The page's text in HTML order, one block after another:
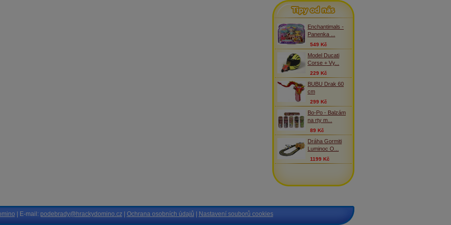
Tipy od nás
Enchantimals -
Panenka ...
549 Kč
Model Ducati
Corse + Vy...
229 Kč
BUBU Drak 60
cm
299 Kč
Bo-Po - Balzám
na rty m...
89 Kč
Dráha Gormiti
Luminoc O...
1199 Kč
| E-mail: podebrady@hrackydomino.cz| Ochrana osobních údajů Nastavení souborů cookies